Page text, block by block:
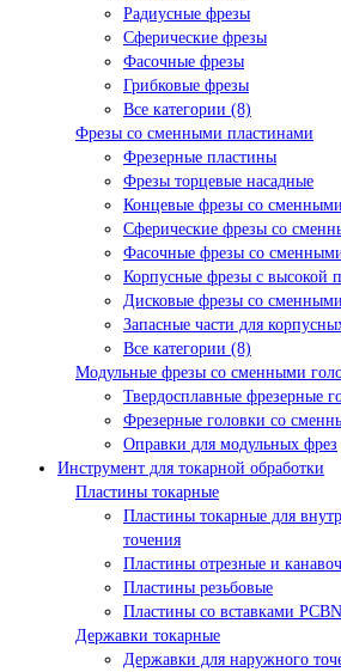
Радиусные фрезы
Сферические фрезы
Фасочные фрезы
Грибковые фрезы
Все категории (8)
Фрезы со сменными пластинами
Фрезерные пластины
Фрезы торцевые насадные
Концевые фрезы со
Сферические фрезы со
Фасочные фрезы со
Корпусные фрезы с высокой
Дисковые фрезы со
Запасные части для
Все категории (8)
Модульные фрезы со сменными
Твердосплавные фрезерные
Фрезерные головки со
Оправки для модульных фрез
Инструмент для токарной обработки
Пластины токарные
Пластины токарные для
точения
Пластины отрезные и
Пластины резьбовые
Пластины со вставками
Державки токарные
Державки для наружного